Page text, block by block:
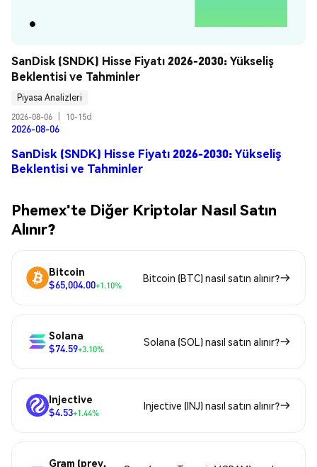
SanDisk (SNDK) Hisse Fiyatı 2026-2030: Yükseliş
Beklentisi ve Tahminler
Piyasa Analizleri
2026-08-06
10-15d
2026-08-06
SanDisk (SNDK) Hisse Fiyatı 2026-2030: Yükseliş
Beklentisi ve Tahminler
Phemex'te Diğer Kriptolar Nasıl Satın
Alınır?
Bitcoin
$65,004.00+1.10%
Bitcoin (BTC) nasıl satın alınır?
Solana
$74.59+3.10%
Solana (SOL) nasıl satın alınır?
Injective
$4.53+1.44%
Injective (INJ) nasıl satın alınır?
Gram (prev.